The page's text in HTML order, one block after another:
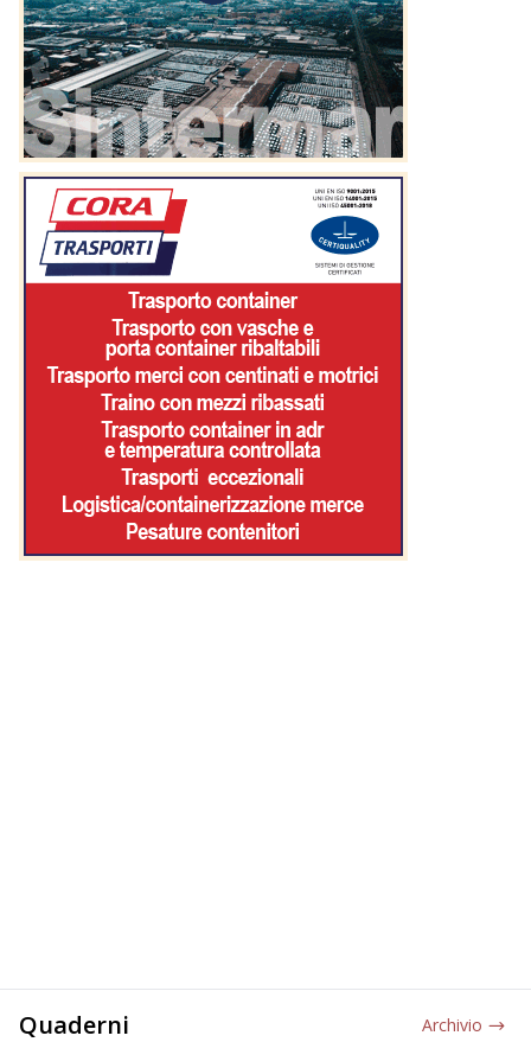
Quaderni Archivio